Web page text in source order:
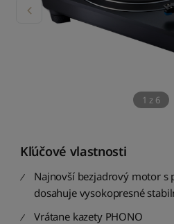
1 z 6
Kľúčové vlastnosti
Najnovší bezjadrový motor
dosahuje vysokopresné
Vrátane kazety PHONO